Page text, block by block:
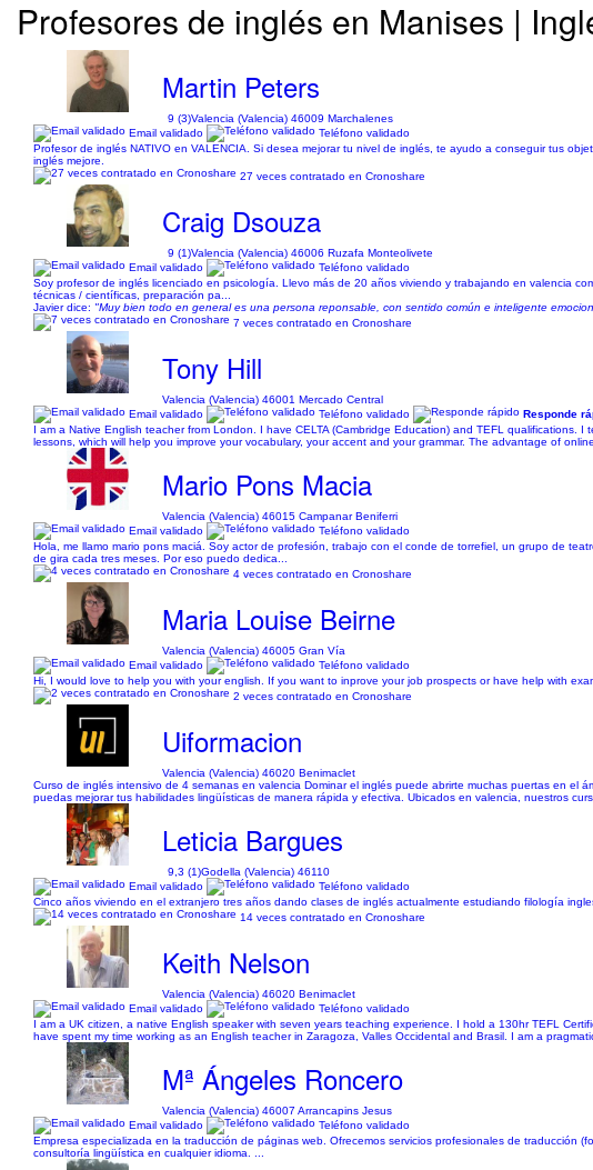
Profesores de inglés en Manises |
Martin Peters
9 (3)Valencia (Valencia) 46009 Marchalenes
Email validado
Teléfono validado
Profesor de inglés NATIVO en VALENCIA. Si desea mejorar tu nivel de inglés, te ayudo a conseguir tus
inglés mejore.
27 veces contratado en Cronoshare
Craig Dsouza
9 (1)Valencia (Valencia) 46006 Ruzafa Monteolivete
Email validado
Teléfono validado
Soy profesor de inglés licenciado en psicología. Llevo más de 20 años viviendo y trabajando en valencia
técnicas / científicas, preparación pa...
Javier dice: "Muy bien todo en general es una persona reponsable, con sentido común e inteligente
7 veces contratado en Cronoshare
Tony Hill
Valencia (Valencia) 46001 Mercado Central
Email validado
Teléfono validado
Responde
I am a Native English teacher from London. I have CELTA (Cambridge Education) and TEFL
lessons, which will help you improve your vocabulary, your accent and your grammar. The advantage of
Mario Pons Macia
Valencia (Valencia) 46015 Campanar Beniferri
Email validado
Teléfono validado
Hola, me llamo mario pons maciá. Soy actor de profesión, trabajo con el conde de torrefiel, un grupo de
de gira cada tres meses. Por eso puedo dedica...
4 veces contratado en Cronoshare
Maria Louise Beirne
Valencia (Valencia) 46005 Gran Vía
Email validado
Teléfono validado
Hi, I would love to help you with your english. If you want to inprove your job prospects or have help with
2 veces contratado en Cronoshare
Uiformacion
Valencia (Valencia) 46020 Benimaclet
Curso de inglés intensivo de 4 semanas en valencia Dominar el inglés puede abrirte muchas puertas en
puedas mejorar tus habilidades lingüísticas de manera rápida y efectiva. Ubicados en valencia, nuestros
Leticia Bargues
9,3 (1)Godella (Valencia) 46110
Email validado
Teléfono validado
Cinco años viviendo en el extranjero tres años dando clases de inglés actualmente estudiando filología
14 veces contratado en Cronoshare
Keith Nelson
Valencia (Valencia) 46020 Benimaclet
Email validado
Teléfono validado
I am a UK citizen, a native English speaker with seven years teaching experience. I hold a 130hr TEFL
have spent my time working as an English teacher in Zaragoza, Valles Occidental and Brasil. I am a
Mª Ángeles Roncero
Valencia (Valencia) 46007 Arrancapins Jesus
Email validado
Teléfono validado
Empresa especializada en la traducción de páginas web. Ofrecemos servicios profesionales de
consultoría lingüística en cualquier idioma. ...